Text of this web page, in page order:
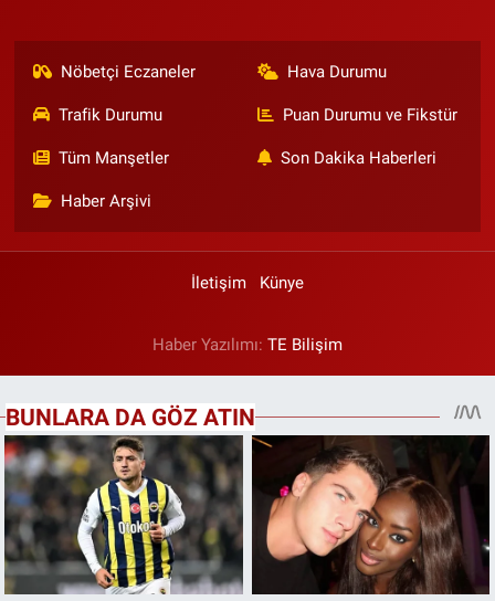
Nöbetçi Eczaneler Hava Durumu
Trafik Durumu Puan Durumu ve Fikstür
Tüm Manşetler Son Dakika Haberleri
Haber Arşivi
İletişim Künye
Haber Yazılımı: TE Bilişim